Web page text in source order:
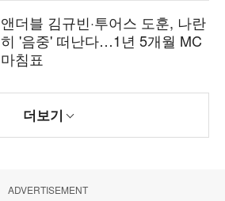
앤더블 김규빈·투어스 도훈, 나란
히 '음중' 떠난다…1년 5개월 MC
마침표
더보기
ADVERTISEMENT